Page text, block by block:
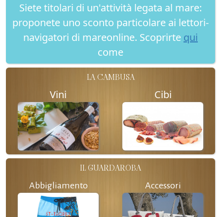
Siete titolari di un'attività legata al mare:
proponete uno sconto particolare ai lettori-
navigatori di mareonline. Scoprirte qui
come
LA CAMBUSA
Vini Cibi
IL GUARDAROBA
Abbigliamento Accessori